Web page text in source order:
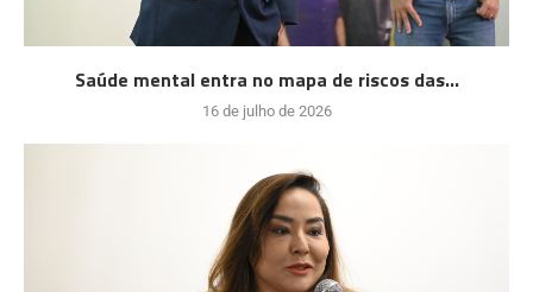
Saúde mental entra no mapa de riscos das...
16 de julho de 2026